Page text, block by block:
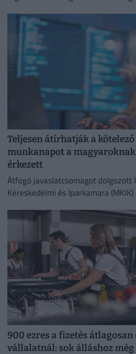
Teljesen átírhatják a
munkanapot a
érkezett
Átfogó javaslatcsomagot dolgozott
Kereskedelmi és Iparkamara
kezelése érdekében.
900 ezres a fizetés
vállalatnál: sok álláshoz